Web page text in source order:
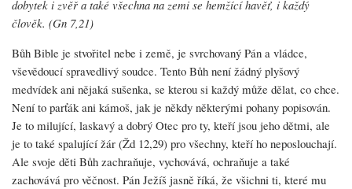
dobytek i zvěř a také všechna na zemi se hemžící havěť, i každý
člověk. (Gn 7,21)
Bůh Bible je stvořitel nebe i země, je svrchovaný Pán a vládce,
vševědoucí spravedlivý soudce. Tento Bůh není žádný plyšový
medvídek ani nějaká sušenka, se kterou si každý může dělat, co chce.
Není to parťák ani kámoš, jak je někdy některými pohany popisován.
Je to milující, laskavý a dobrý Otec pro ty, kteří jsou jeho dětmi, ale
je to také spalující žár (Žd 12,29) pro všechny, kteří ho neposlouchají.
Ale svoje děti Bůh zachraňuje, vychovává, ochraňuje a také
zachovává pro věčnost. Pán Ježíš jasně říká, že všichni ti, které mu